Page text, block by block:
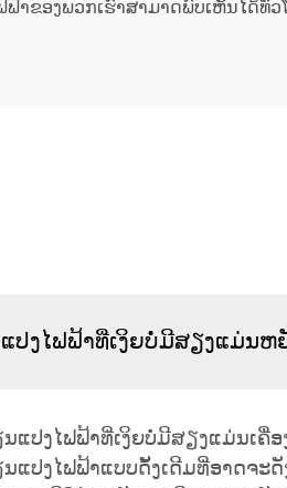
ຟ້າຂອງພວກເຮົາສາມາດພົບເຫັນໄດ້ທົ່ວ
ປງໄຟຟ້າທີ່ເງິຍບໍ່ມີສຽງແມ່ນຫ
ນແປງໄຟຟ້າທີ່ເງິຍບໍ່ມີສຽງແມ່ນເຄື່
ນແປງໄຟຟ້າແບບດັ້ງເດີມທີ່ອາດຈ